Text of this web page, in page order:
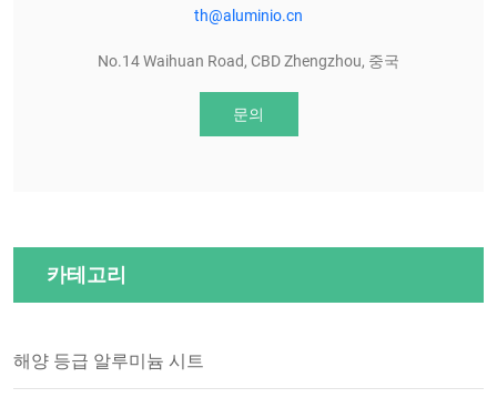
th@aluminio.cn
No.14 Waihuan Road, CBD Zhengzhou, 중국
문의
카테고리
해양 등급 알루미늄 시트